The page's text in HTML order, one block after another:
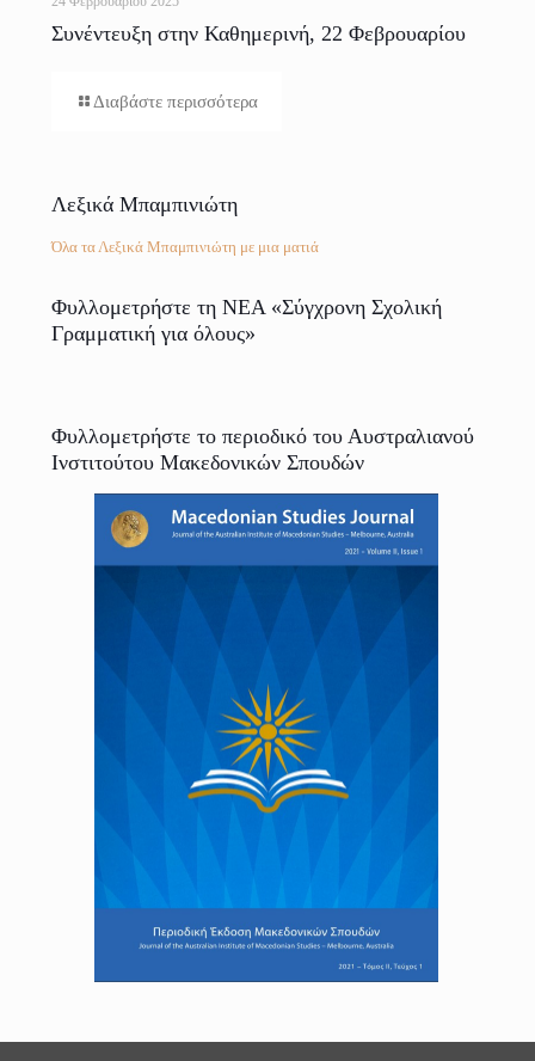
Συνέντευξη στην Καθημερινή, 22 Φεβρουαρίου
Διαβάστε περισσότερα
Λεξικά Μπαμπινιώτη
Όλα τα Λεξικά Μπαμπινιώτη με μια ματιά
Φυλλομετρήστε τη ΝΕΑ «Σύγχρονη Σχολική
Γραμματική για όλους»
Φυλλομετρήστε το περιοδικό του Αυστραλιανού
Ινστιτούτου Μακεδονικών Σπουδών